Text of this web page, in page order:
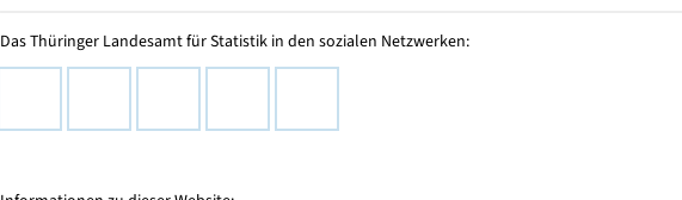
Das Thüringer Landesamt für Statistik in den sozialen Netzwerken: